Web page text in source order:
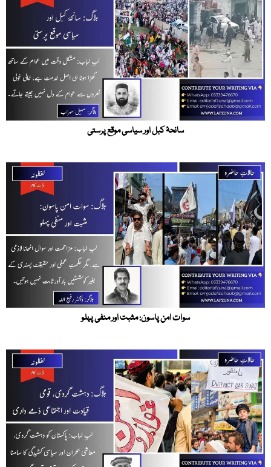
سانحۂ کبل اور سیاسی موقع پرستی
سوات امن پاسون: مثبت اور منفی پہلو